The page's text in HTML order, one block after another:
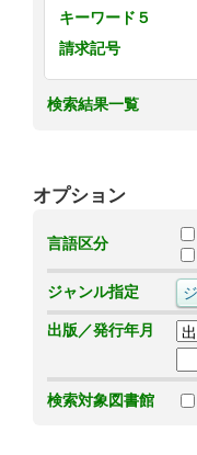
キーワード５
請求記号
検索結果一覧
オプション
言語区分
ジャンル指定
出版／発行年月
検索対象図書館